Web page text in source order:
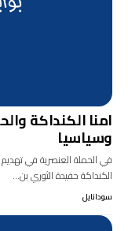
امنا الكنداكة
وسياسيا
في الحملة العنصرية في تهديم
الكنداكة حفيدة الثوري بن…
سودانايل